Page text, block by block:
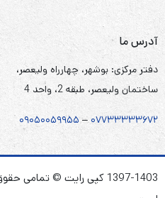
آدرس ما
دفتر مرکزی: بوشهر، چهارراه ولیعصر،
ساختمان ولیعصر، طبقه 2، واحد 4
۰۷۷۳۳۳۳۳۶۷۲ – ۰۹۰۵۰۰۵۹۹۵۵
1397-1403 کپی رایت © تمامی حقوق مادی و معنوی متعلق به